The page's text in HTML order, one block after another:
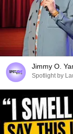
Jimmy O.
Spotlight by